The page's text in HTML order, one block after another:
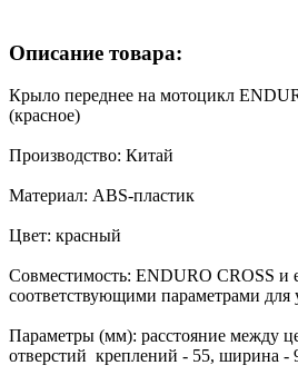
Описание товара:
Крыло переднее на мотоцикл
(красное)
Производство: Китай
Материал: ABS-пластик
Цвет: красный
Совместимость: ENDURO CROSS и
соответствующими параметрами для
Параметры (мм): расстояние между
отверстий креплений - 55, ширина -